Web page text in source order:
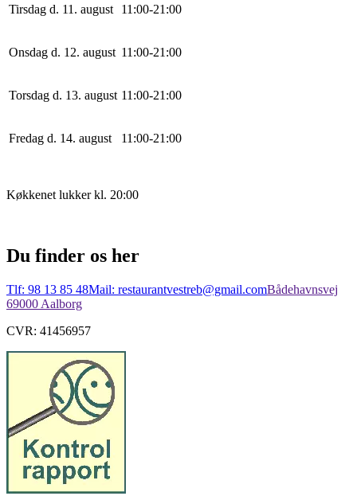
Tirsdag d. 11. august 11 :00-21 :00
Onsdag d. 12. august 11 :00-21 :00
Torsdag d. 13. august 11 :00-21 :00
Fredag d. 14. august 11 :00-21 :00
Køkkenet lukker kl. 20:00
Du finder os her
Tlf: 98 13 85 48Mail: restaurantvestreb@gmail.comBådehavnsvej
69000 Aalborg
CVR: 41456957